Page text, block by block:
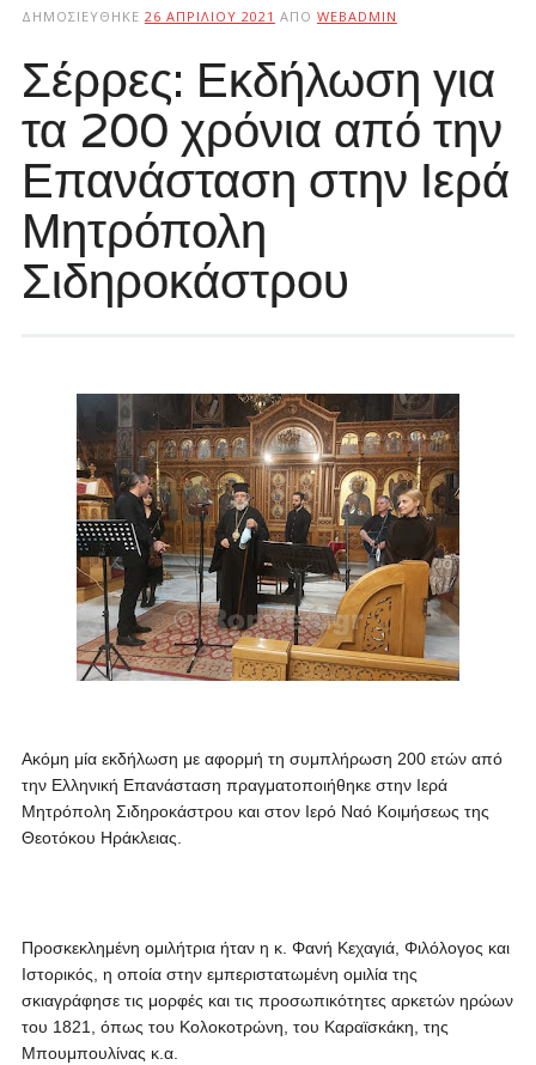
ΔΗΜΟΣΙΕΎΘΗΚΕ 26 ΑΠΡΙΛΊΟΥ 2021 ΑΠΌ WEBADMIN
Σέρρες: Εκδήλωση για
τα 200 χρόνια από την
Επανάσταση στην Ιερά
Μητρόπολη
Σιδηροκάστρου
Ακόμη μία εκδήλωση με αφορμή τη συμπλήρωση 200 ετών από
την Ελληνική Επανάσταση πραγματοποιήθηκε στην Ιερά
Μητρόπολη Σιδηροκάστρου και στον Ιερό Ναό Κοιμήσεως της
Θεοτόκου Ηράκλειας.
Προσκεκλημένη ομιλήτρια ήταν η κ. Φανή Κεχαγιά, Φιλόλογος και
Ιστορικός, η οποία στην εμπεριστατωμένη ομιλία της
σκιαγράφησε τις μορφές και τις προσωπικότητες αρκετών ηρώων
του 1821, όπως του Κολοκοτρώνη, του Καραϊσκάκη, της
Μπουμπουλίνας κ.α.